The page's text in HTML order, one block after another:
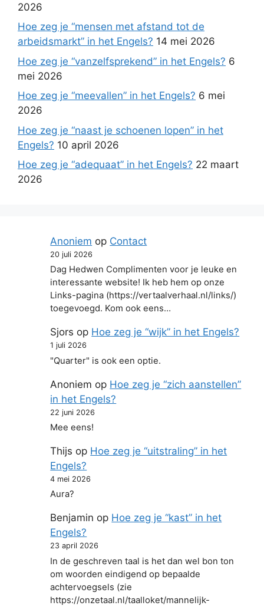
2026
Hoe zeg je “mensen met afstand tot de
arbeidsmarkt” in het Engels? 14 mei 2026
Hoe zeg je “vanzelfsprekend” in het Engels? 6
mei 2026
Hoe zeg je “meevallen” in het Engels? 6 mei
2026
Hoe zeg je “naast je schoenen lopen” in het
Engels? 10 april 2026
Hoe zeg je “adequaat” in het Engels? 22 maart
2026
Anoniem op Contact
20 juli 2026
Dag Hedwen Complimenten voor je leuke en
interessante website! Ik heb hem op onze
Links-pagina (https://vertaalverhaal.nl/links/)
toegevoegd. Kom ook eens…
Sjors op Hoe zeg je “wijk” in het Engels?
1 juli 2026
"Quarter" is ook een optie.
Anoniem op Hoe zeg je “zich aanstellen”
in het Engels?
22 juni 2026
Mee eens!
Thijs op Hoe zeg je “uitstraling” in het
Engels?
4 mei 2026
Aura?
Benjamin op Hoe zeg je “kast” in het
Engels?
23 april 2026
In de geschreven taal is het dan wel bon ton
om woorden eindigend op bepaalde
achtervoegsels (zie
https://onzetaal.nl/taalloket/mannelijk-